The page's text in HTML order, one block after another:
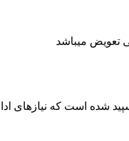
سپید شده است که نیازهای